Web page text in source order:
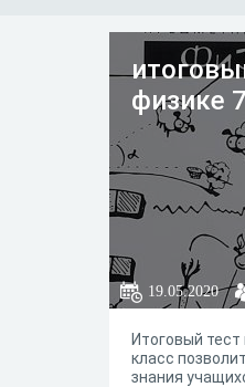
физике
19.05.2020
Итоговый
класс
знания